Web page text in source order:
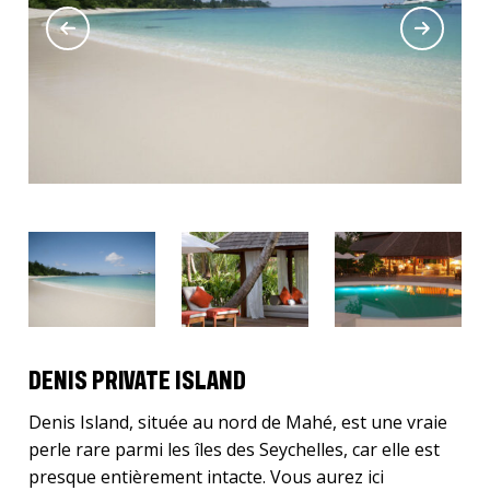
DENIS PRIVATE ISLAND
Denis Island, située au nord de Mahé, est une vraie
perle rare parmi les îles des Seychelles, car elle est
presque entièrement intacte. Vous aurez ici